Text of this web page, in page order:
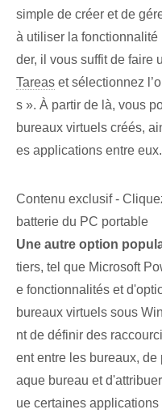
simple de créer et de
à utiliser la fonctionnalité
der, il vous suffit de faire
Tareas et sélectionnez
s ». À partir de là, vous
bureaux virtuels créés,
es applications entre eux.
Contenu exclusif -
batterie du PC portable
Une autre option
tiers, tel que Microsoft
e fonctionnalités et
bureaux virtuels sous
nt de définir des
ent entre les bureaux,
aque bureau et
ue certaines